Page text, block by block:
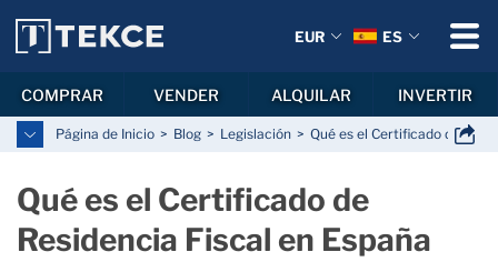
Página de Inicio Blog Legislación Qué es el Certificado de
Qué es el Certificado de
Residencia Fiscal en España
EUR ES
COMPRAR VENDER ALQUILAR INVERTIR